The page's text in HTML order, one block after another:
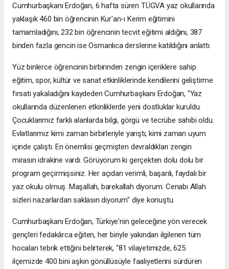
Cumhurbaşkanı Erdoğan, 6 hafta süren TÜGVA yaz okullarında
yaklaşık 460 bin öğrencinin Kur'an-ı Kerim eğitimini
tamamladığını, 232 bin öğrencinin tecvit eğitimi aldığını, 387
binden fazla gencin ise Osmanlıca derslerine katıldığını anlattı.
Yüz binlerce öğrencinin birbirinden zengin içeriklere sahip
eğitim, spor, kültür ve sanat etkinliklerinde kendilerini geliştirme
fırsatı yakaladığını kaydeden Cumhurbaşkanı Erdoğan, "Yaz
okullarında düzenlenen etkinliklerde yeni dostluklar kuruldu.
Çocuklarımız farklı alanlarda bilgi, görgü ve tecrübe sahibi oldu.
Evlatlarımız kimi zaman birbirleriyle yarıştı, kimi zaman uyum
içinde çalıştı. En önemlisi geçmişten devraldıkları zengin
mirasın idrakine vardı. Görüyorum ki gerçekten dolu dolu bir
program geçirmişsiniz. Her açıdan verimli, başarılı, faydalı bir
yaz okulu olmuş. Maşallah, barekallah diyorum. Cenabı Allah
sizleri nazarlardan saklasın diyorum" diye konuştu.
Cumhurbaşkanı Erdoğan, Türkiye'nin geleceğine yön verecek
gençleri fedakârca eğiten, her biriyle yakından ilgilenen tüm
hocaları tebrik ettiğini belirterek, "81 vilayetimizde, 625
ilçemizde 400 bini aşkın gönüllüsüyle faaliyetlerini sürdüren